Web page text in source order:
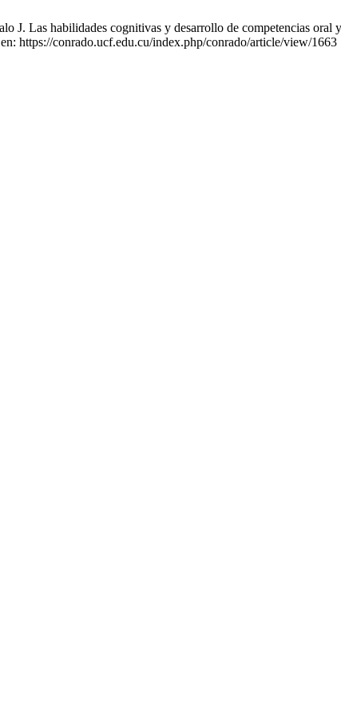
J. Las habilidades cognitivas y desarrollo de competencias
https://conrado.ucf.edu.cu/index.php/conrado/article/view/1663